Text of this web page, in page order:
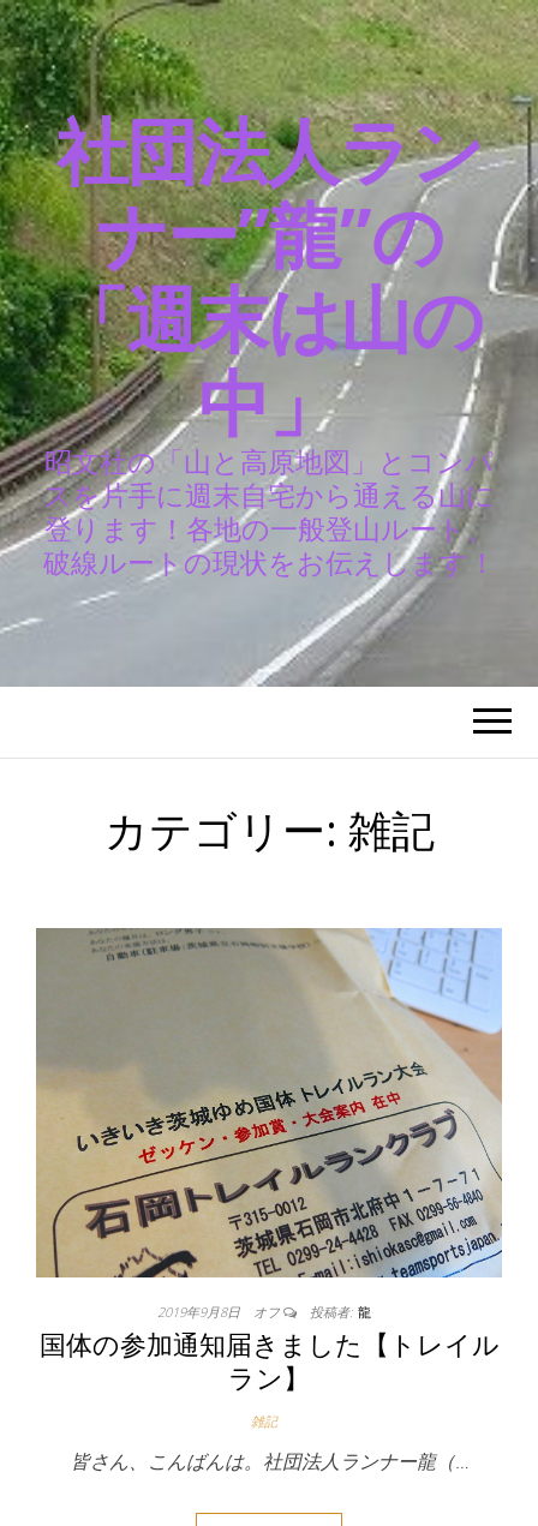
社団法人ラン
ナー”龍”の
「週末は山の
中」
昭文社の「山と高原地図」とコンパ
スを片手に週末自宅から通える山に
登ります！各地の一般登山ルート、
破線ルートの現状をお伝えします！
カテゴリー: 雑記
2019年9月8日 オフ 投稿者: 龍
国体の参加通知届きました【トレイル
ラン】
雑記
皆さん、こんばんは。社団法人ランナー龍（…